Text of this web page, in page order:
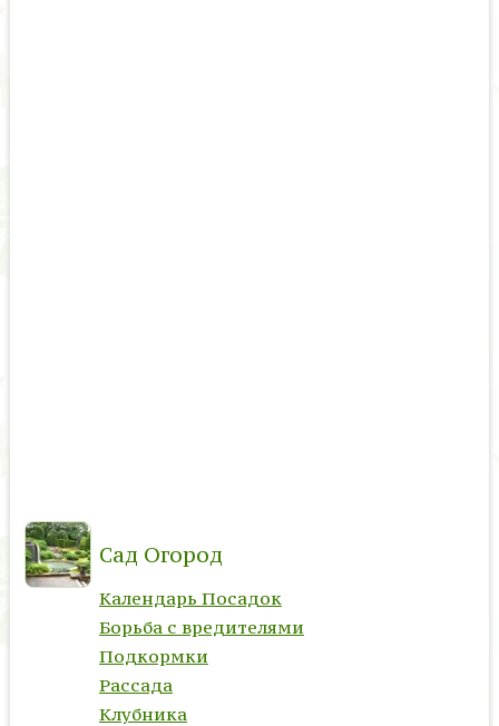
Сад Огород
Календарь Посадок
Борьба с вредителями
Подкормки
Рассада
Клубника